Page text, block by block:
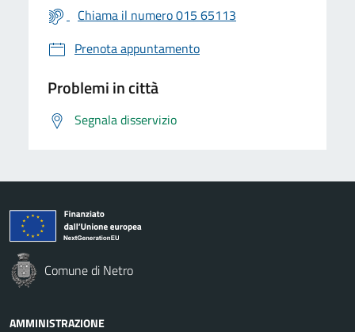
Chiama il numero 015 65113
Prenota appuntamento
Problemi in città
Segnala disservizio
Comune di Netro
AMMINISTRAZIONE